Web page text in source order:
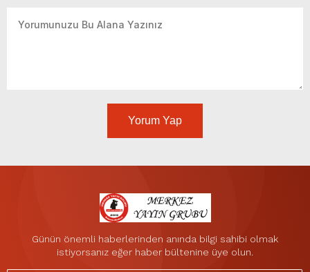
Yorum Yap
Günün önemli haberlerinden anında bilgi sahibi olmak
istiyorsanız eğer haber bültenine üye olun.